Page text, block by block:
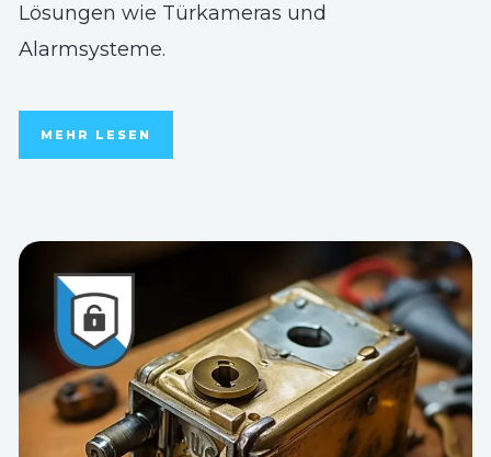
Lösungen wie Türkameras und
Alarmsysteme.
MEHR LESEN